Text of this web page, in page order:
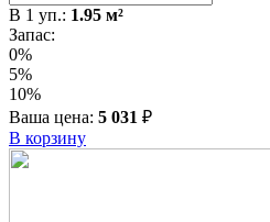
В 1 уп.: 1.95 м²
Запас:
0%
5%
10%
Ваша цена: 5 031 ₽
В корзину